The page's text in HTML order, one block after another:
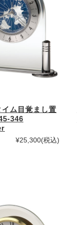
ム目覚まし置
346
¥25,300(税込)